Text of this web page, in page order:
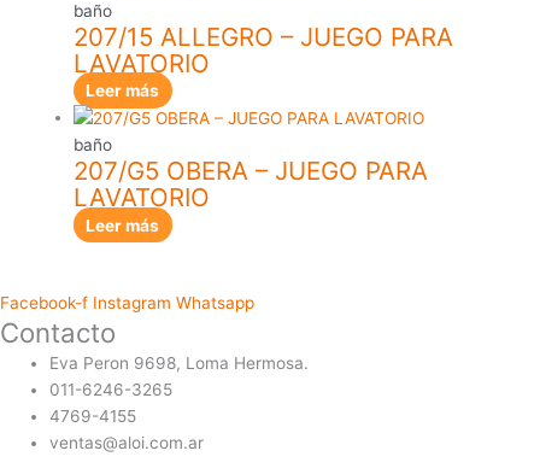
baño
207/15 ALLEGRO – JUEGO PARA
LAVATORIO
Leer más
baño
207/G5 OBERA – JUEGO PARA
LAVATORIO
Leer más
Facebook-f Instagram Whatsapp
Contacto
Eva Peron 9698, Loma Hermosa.
011-6246-3265
4769-4155
ventas@aloi.com.ar